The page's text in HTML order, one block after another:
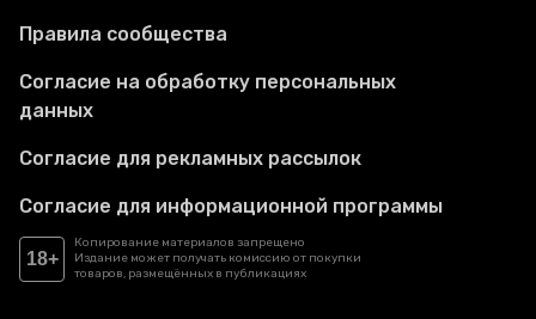
Правила сообщества
Согласие на обработку персональных
данных
Согласие для рекламных рассылок
Согласие для информационной программы
18+
Копирование материалов запрещено
Издание может получать комиссию от покупки
товаров, размещённых в публикациях